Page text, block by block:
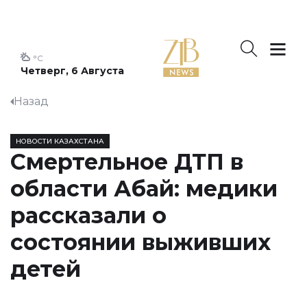
Четверг, 6 Августа
°C
Назад
НОВОСТИ КАЗАХСТАНА
Смертельное ДТП в
области Абай: медики
рассказали о
состоянии выживших
детей